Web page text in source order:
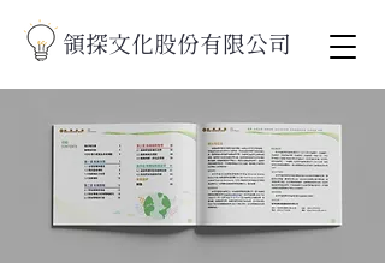
領探文化股份有限公司